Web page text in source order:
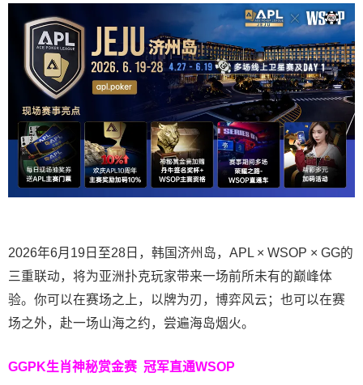
2026年6月19日至28日，韩国济州岛，APL × WSOP × GG的
三重联动，将为亚洲扑克玩家带来一场前所未有的巅峰体
验。 你可以在赛场之上，以牌为刃，博弈风云；也可以在赛
场之外，赴一场山海之约，尝遍海岛烟火。
GGPK生肖神秘赏金赛 冠军直通WSOP